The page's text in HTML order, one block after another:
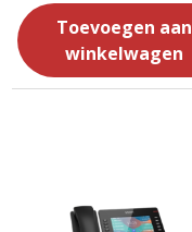
Toevoegen aan
winkelwagen